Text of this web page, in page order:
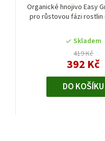
Organické hnojivo Easy
pro růstovou fázi rostlin
je
5,0
5
Skladem
419 Kč
392 Kč
DO KOŠÍKU